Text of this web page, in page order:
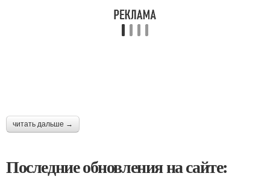
читать дальше →
Последние обновления на сайте: